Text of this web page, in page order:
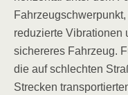
reduzierte Vibrationen
sichereres Fahrzeug.
die auf schlechten
Strecken